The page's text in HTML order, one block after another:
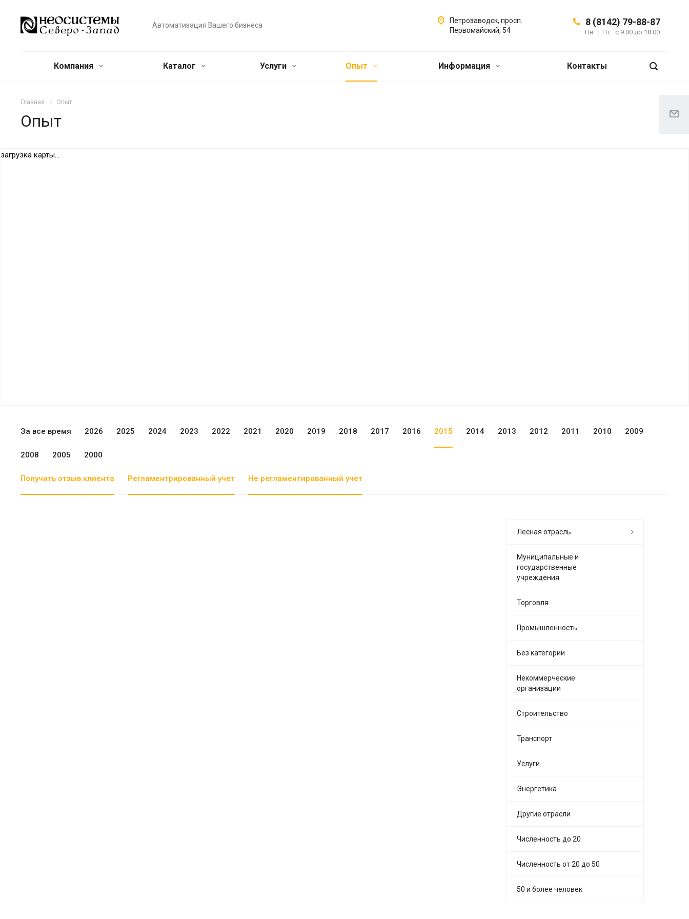
Автоматизация Вашего бизнеса 8 (8142) 79-88-87
Пн. – Пт.: с 9:00 до 18:00
Петрозаводск, просп.
Первомайский, 54
Компания Каталог Услуги Опыт Информация Контакты
Главная Опыт
Опыт
загрузка карты...
За все время 2026 2025 2024 2023 2022 2021 2020 2019 2018 2017 2016 2015 2014 2013 2012 2011 2010 2009
2008 2005 2000
Получить отзыв клиента Регламентрированный учет Не регламентированный учет
Лесная отрасль
Муниципальные и
государственные
учреждения
Торговля
Промышленность
Без категории
Некоммерческие
организации
Строительство
Транспорт
Услуги
Энергетика
Другие отрасли
Численность до 20
Численность от 20 до 50
50 и более человек